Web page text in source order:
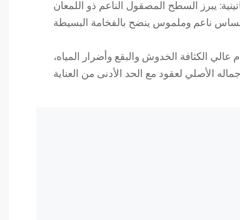
يبرز السطح المصقول الناعم ذو اللمعان
عالي الكثافة الخدوش والبقع وأضرار المياه،